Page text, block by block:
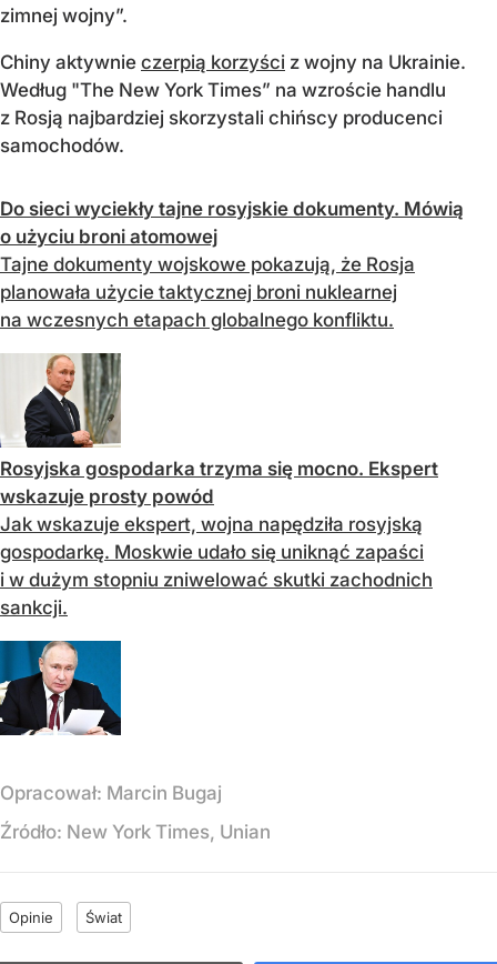
zimnej wojny”.
Chiny aktywnie czerpią korzyści z wojny na Ukrainie.
Według "The New York Times” na wzroście handlu
z Rosją najbardziej skorzystali chińscy producenci
samochodów.
Do sieci wyciekły tajne rosyjskie dokumenty. Mówią
o użyciu broni atomowej
Tajne dokumenty wojskowe pokazują, że Rosja
planowała użycie taktycznej broni nuklearnej
na wczesnych etapach globalnego konfliktu.
Rosyjska gospodarka trzyma się mocno. Ekspert
wskazuje prosty powód
Jak wskazuje ekspert, wojna napędziła rosyjską
gospodarkę. Moskwie udało się uniknąć zapaści
i w dużym stopniu zniwelować skutki zachodnich
sankcji.
Opracował: Marcin Bugaj
Źródło: New York Times, Unian
Opinie Świat